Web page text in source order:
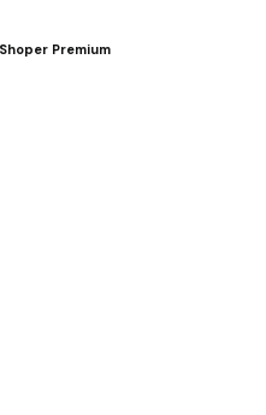
Shoper Premium